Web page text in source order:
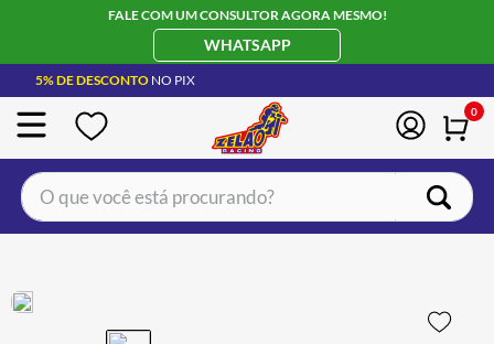
FALE COM UM CONSULTOR AGORA MESMO!
WHATSAPP
5% DE DESCONTO NO PIX
0
O que você está procurando?